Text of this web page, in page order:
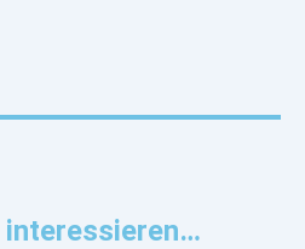
interessieren…